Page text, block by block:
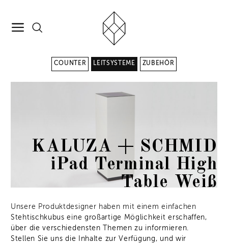
COUNTER LEITSYSTEME ZUBEHÖR
KALUZA + SCHMID
iPad Terminal High
Table Weiß
Unsere Produktdesigner haben mit einem einfachen
Stehtischkubus eine großartige Möglichkeit erschaffen,
über die verschiedensten Themen zu informieren.
Stellen Sie uns die Inhalte zur Verfügung, und wir